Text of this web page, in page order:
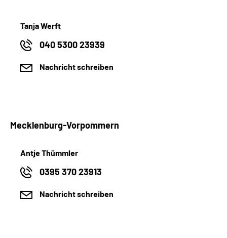
Tanja Werft
040 5300 23939
Nachricht schreiben
Mecklenburg-Vorpommern
Antje Thümmler
0395 370 23913
Nachricht schreiben